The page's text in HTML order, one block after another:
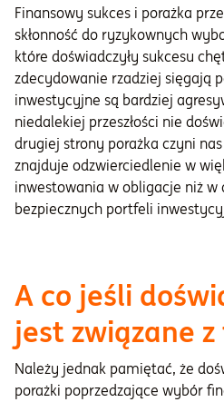
Finansowy sukces i porażka
skłonność do ryzykownych
które doświadczyły sukcesu
zdecydowanie rzadziej sięgają
inwestycyjne są bardziej
niedalekiej przeszłości nie
drugiej strony porażka czyni
znajduje odzwierciedlenie w
inwestowania w obligacje niż w
bezpiecznych portfeli
A co jeśli
jest związane
Należy jednak pamiętać, że
porażki poprzedzające wybór